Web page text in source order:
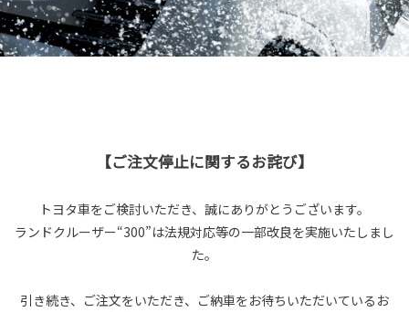
【ご注文停止に関するお詫び】
トヨタ車をご検討いただき、誠にありがとうございます。
ランドクルーザー“300”は法規対応等の一部改良を実施いたしまし
た。
引き続き、ご注文をいただき、ご納車をお待ちいただいているお